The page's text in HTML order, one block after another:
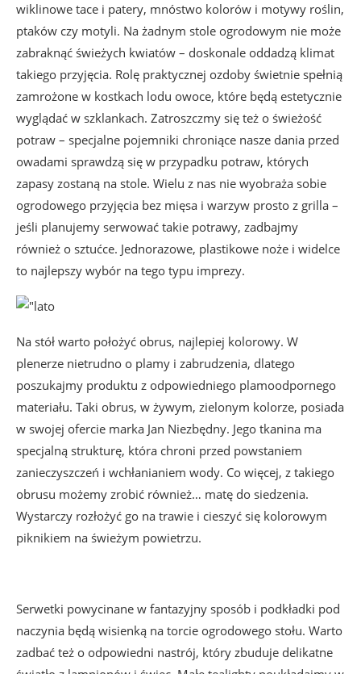
wiklinowe tace i patery, mnóstwo kolorów i motywy roślin,
ptaków czy motyli. Na żadnym stole ogrodowym nie może
zabraknąć świeżych kwiatów – doskonale oddadzą klimat
takiego przyjęcia. Rolę praktycznej ozdoby świetnie spełnią
zamrożone w kostkach lodu owoce, które będą estetycznie
wyglądać w szklankach. Zatroszczmy się też o świeżość
potraw – specjalne pojemniki chroniące nasze dania przed
owadami sprawdzą się w przypadku potraw, których
zapasy zostaną na stole. Wielu z nas nie wyobraża sobie
ogrodowego przyjęcia bez mięsa i warzyw prosto z grilla –
jeśli planujemy serwować takie potrawy, zadbajmy
również o sztućce. Jednorazowe, plastikowe noże i widelce
to najlepszy wybór na tego typu imprezy.
Na stół warto położyć obrus, najlepiej kolorowy. W
plenerze nietrudno o plamy i zabrudzenia, dlatego
poszukajmy produktu z odpowiedniego plamoodpornego
materiału. Taki obrus, w żywym, zielonym kolorze, posiada
w swojej ofercie marka Jan Niezbędny. Jego tkanina ma
specjalną strukturę, która chroni przed powstaniem
zanieczyszczeń i wchłanianiem wody. Co więcej, z takiego
obrusu możemy zrobić również… matę do siedzenia.
Wystarczy rozłożyć go na trawie i cieszyć się kolorowym
piknikiem na świeżym powietrzu.
Serwetki powycinane w fantazyjny sposób i podkładki pod
naczynia będą wisienką na torcie ogrodowego stołu. Warto
zadbać też o odpowiedni nastrój, który zbuduje delikatne